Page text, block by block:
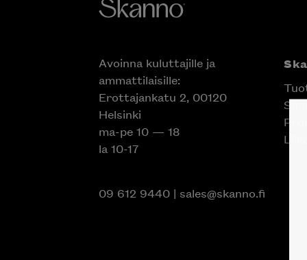
Avoinna kuluttajille ja
ammattilaisille:
Erottajankatu 2, 00120
Helsinki
ma-pe 10 — 18
la 10-17
09 612 9440| sales@skanno.fi